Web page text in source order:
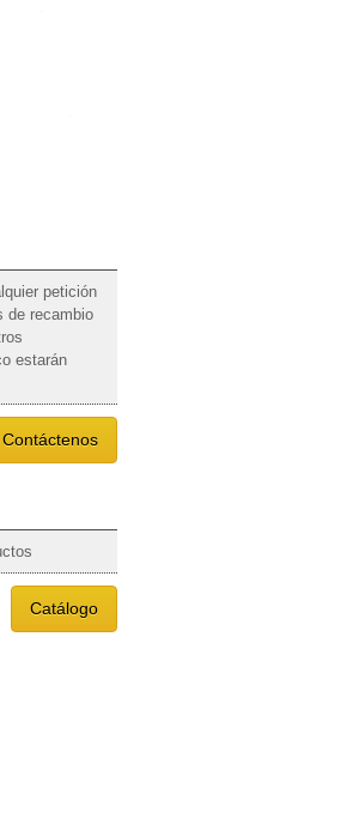
petición
de recambio
estarán
Contáctenos
Catálogo